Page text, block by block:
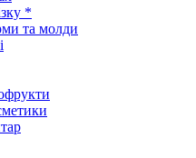
*
та молди